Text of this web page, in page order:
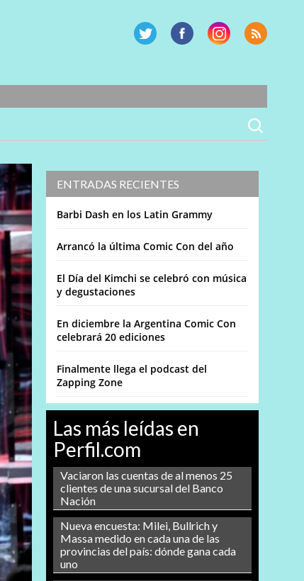
ENTRADAS RECIENTES
Barbi Dash en los Latin Grammy
Arrancó la última Comic Con del año
El Día del Kimchi se celebró con música
y degustaciones
En diciembre la Argentina Comic Con
celebrará 20 ediciones
Finalmente llega el podcast del
Zapping Zone
Las más leídas en
Perfil.com
Vaciaron las cuentas de al menos 25
clientes de una sucursal del Banco
Nación
Nueva encuesta: Milei, Bullrich y
Massa medido en cada una de las
provincias del país: dónde gana cada
uno